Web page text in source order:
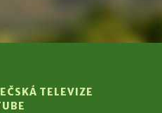
TELEVIZE